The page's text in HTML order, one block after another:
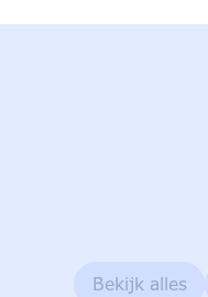
Bekijk alles